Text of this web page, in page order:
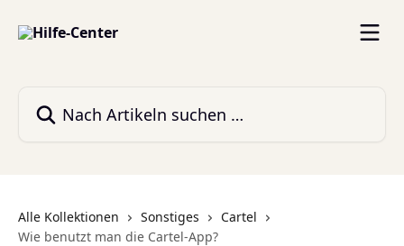
Alle Kollektionen Sonstiges
Cartel
Wie benutzt man die Cartel-App?